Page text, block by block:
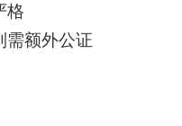
格
需额外公证